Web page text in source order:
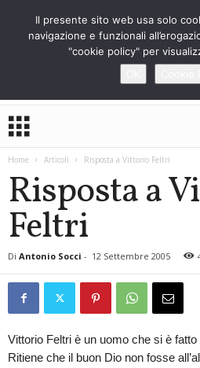
S
o
Home Articoli Risposta a Vittorio Feltri
Risposta a
Feltri
Di Antonio Socci - 12 Settembre 2005
Vittorio Feltri è un uomo che si è
Ritiene che il buon Dio non fosse
Il presente sito web usa solo
navigazione e funzionali
"cookie policy" per